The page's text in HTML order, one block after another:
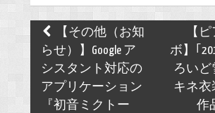
Post
navigation
【その他（お知
らせ）】Google ア
シスタント対応の
アプリケーション
『初音ミクトー
【
ボ】｢
ろいど
キネ衣
作